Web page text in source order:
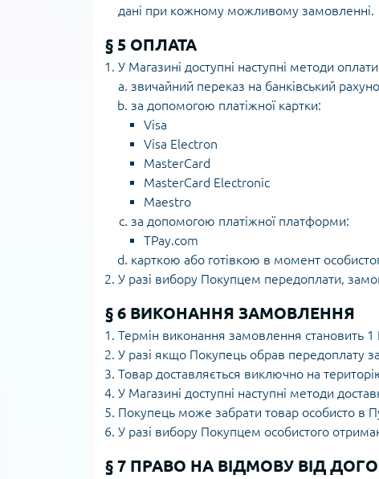
дані при кожному можливому замовленні.
§ 5 ОПЛАТА
У Магазині доступні наступні методи
звичайний переказ на банківський
за допомогою платіжної картки:
Visa
Visa Electron
MasterCard
MasterCard Electronic
Maestro
за допомогою платіжної платформи:
TPay.com
карткою або готівкою в момент
У разі вибору Покупцем передоплати,
§ 6 ВИКОНАННЯ ЗАМОВЛЕННЯ
Термін виконання замовлення становить 1
У разі якщо Покупець обрав передоплату
Товар доставляється виключно на
У Магазині доступні наступні методи
Покупець може забрати товар особисто в
У разі вибору Покупцем особистого
§ 7 ПРАВО НА ВІДМОВУ ВІД